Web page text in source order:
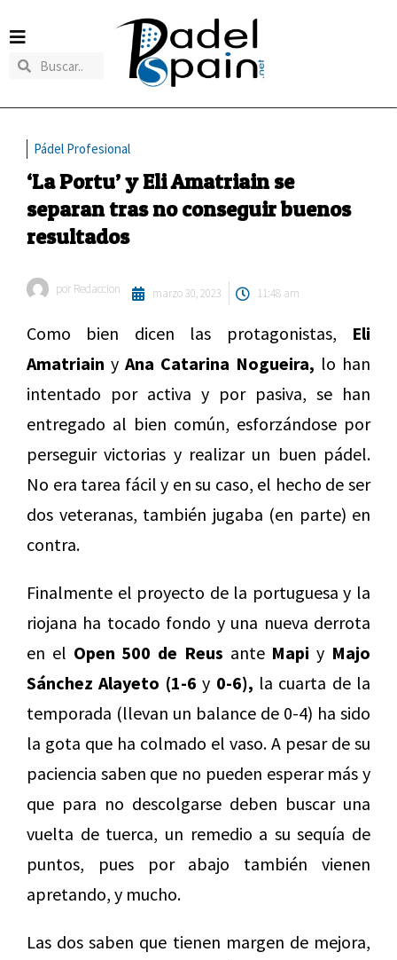
Pádel Profesional
‘La Portu’ y Eli Amatriain se
separan tras no conseguir buenos
resultados
por Redaccion marzo 30, 2023 11:48 am
Como bien dicen las protagonistas, Eli
Amatriain y Ana Catarina Nogueira, lo han
intentado por activa y por pasiva, se han
entregado al bien común, esforzándose por
perseguir victorias y realizar un buen pádel.
No era tarea fácil y en su caso, el hecho de ser
dos veteranas, también jugaba (en parte) en
contra.
Finalmente el proyecto de la portuguesa y la
riojana ha tocado fondo y una nueva derrota
en el Open 500 de Reus ante Mapi y Majo
Sánchez Alayeto (1-6 y 0-6), la cuarta de la
temporada (llevan un balance de 0-4) ha sido
la gota que ha colmado el vaso. A pesar de su
paciencia saben que no pueden esperar más y
que para no descolgarse deben buscar una
vuelta de tuerca, un remedio a su sequía de
puntos, pues por abajo también vienen
apretando, y mucho.
Las dos saben que tienen margen de mejora,